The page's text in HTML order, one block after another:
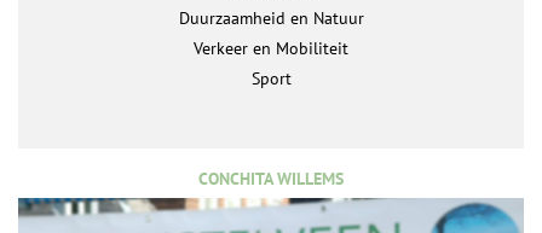
Duurzaamheid en Natuur
Verkeer en Mobiliteit
Sport
CONCHITA WILLEMS